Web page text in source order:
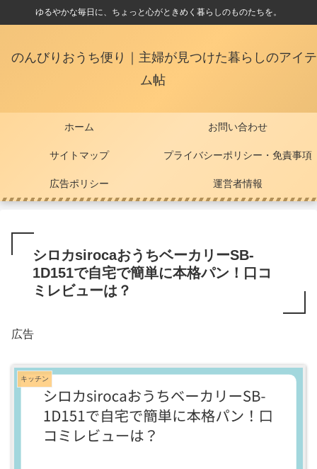
ゆるやかな毎日に、ちょっと心がときめく暮らしのものたちを。
のんびりおうち便り｜主婦が見つけた暮らしのアイテ
ム帖
ホーム お問い合わせ
サイトマップ プライバシーポリシー・免責事項
広告ポリシー 運営者情報
シロカsirocaおうちベーカリーSB-
1D151で自宅で簡単に本格パン！口コ
ミレビューは？
広告
キッチン